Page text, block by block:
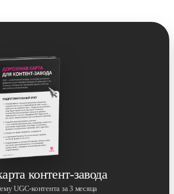
контент-завода
UGC-контента за 3 месяца